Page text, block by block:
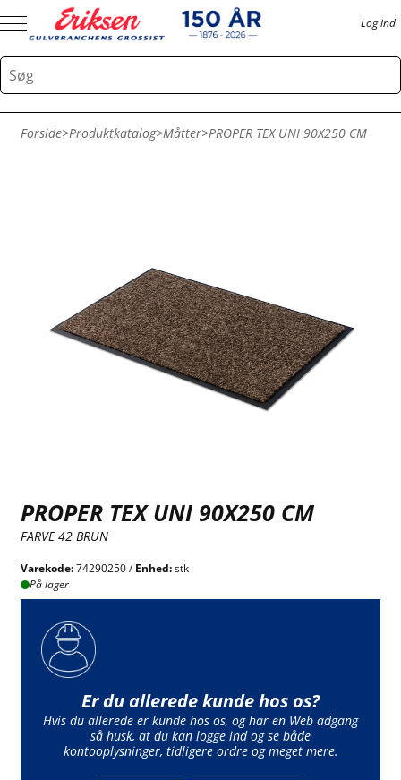
Log ind
Forside>Produktkatalog>Måtter>PROPER TEX UNI 90X250 CM
PROPER TEX UNI 90X250 CM
FARVE 42 BRUN
Varekode:74290250 /Enhed:stk
På lager
Er du allerede kunde hos os?
Hvis du allerede er kunde hos os, og har en Web adgang
så husk, at du kan logge ind og se både
kontooplysninger, tidligere ordre og meget mere.